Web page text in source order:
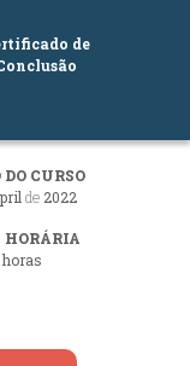
de
CURSO
de2022
HORÁRIA
horas